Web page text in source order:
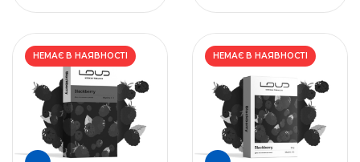
НЕМАЄ В НАЯВНОСТІ НЕМАЄ В НАЯВНОСТІ